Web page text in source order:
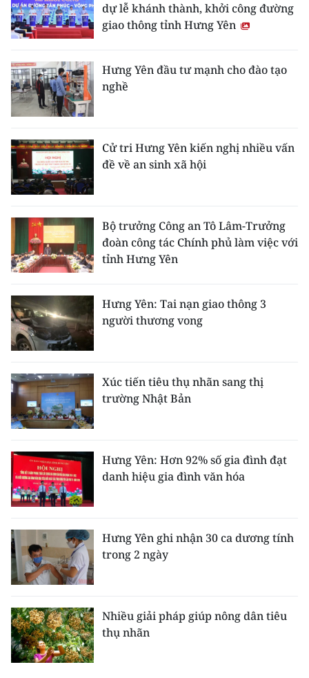
Đông Nam Bộ
Đồng bằng sông Cửu Long
Chuyên trang Hà Nội
Chuyên trang TP. Hồ Chí Minh
CHUYÊN ĐỀ
CÁC CHUYÊN TRANG
VỀ BÁO NHÂN DÂN
THỜI NAY
NHÂN DÂN HẰNG THÁNG
MUA BÁO
ĐỌC BÁO IN
ENGLISH
中文
FRANÇAIS
ESPAÑOL
dự lễ khánh thành, khởi công đường
giao thông tỉnh Hưng Yên
Hưng Yên đầu tư mạnh cho đào tạo
nghề
Cử tri Hưng Yên kiến nghị nhiều vấn
đề về an sinh xã hội
Bộ trưởng Công an Tô Lâm-Trưởng
đoàn công tác Chính phủ làm việc với
tỉnh Hưng Yên
Hưng Yên: Tai nạn giao thông 3
người thương vong
Xúc tiến tiêu thụ nhãn sang thị
trường Nhật Bản
Hưng Yên: Hơn 92% số gia đình đạt
danh hiệu gia đình văn hóa
Hưng Yên ghi nhận 30 ca dương tính
trong 2 ngày
Nhiều giải pháp giúp nông dân tiêu
thụ nhãn